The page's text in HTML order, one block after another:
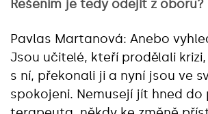
Řešením je tedy odejít z oboru?
Pavlas Martanová: Anebo
Jsou učitelé, kteří prodělali
s ní, překonali ji a nyní jsou ve
spokojeni. Nemusejí jít hned do